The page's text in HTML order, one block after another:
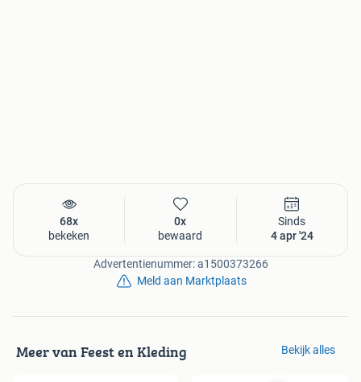
68x
bekeken
0x
bewaard
Sinds
4 apr '24
Advertentienummer: a1500373266
Meld aan Marktplaats
Meer van Feest en Kleding Bekijk alles